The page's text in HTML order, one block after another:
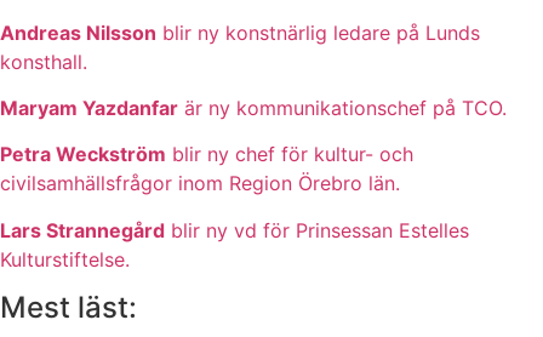
Andreas Nilsson blir ny konstnärlig ledare på Lunds
konsthall.
Maryam Yazdanfar är ny kommunikationschef på TCO.
Petra Weckström blir ny chef för kultur- och
civilsamhällsfrågor inom Region Örebro län.
Lars Strannegård blir ny vd för Prinsessan Estelles
Kulturstiftelse.
Mest läst: